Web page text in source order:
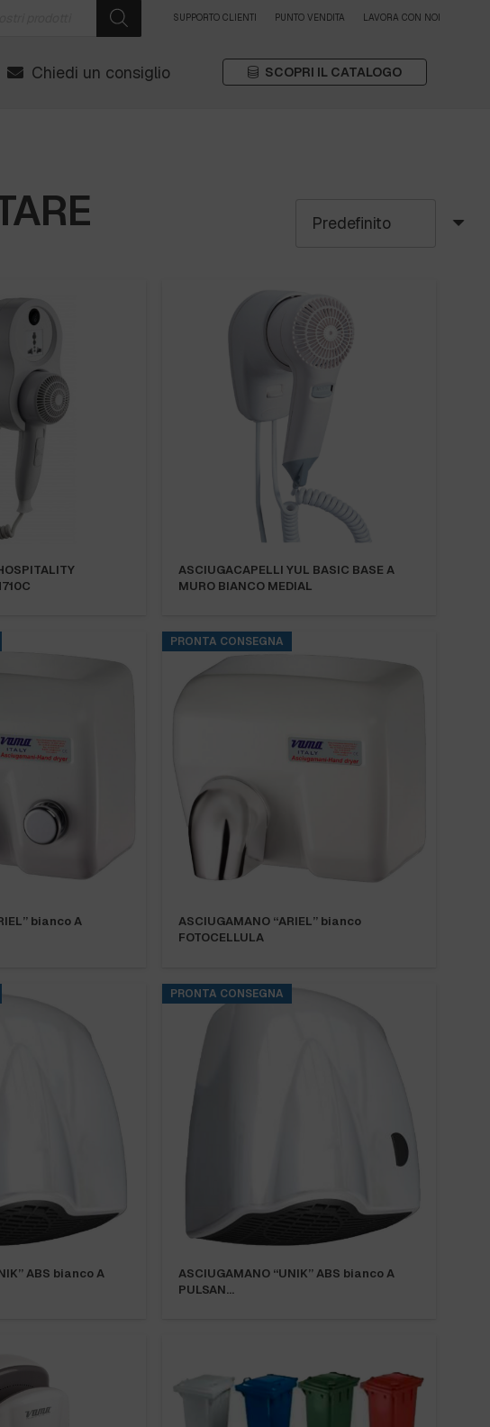
SUPPORTO CLIENTI PUNTO VENDITA LAVORA CON NOI
Chiedi un consiglio SCOPRI IL CATALOGO
ASCIUGACAPELLI YUL BASIC BASE A
MURO BIANCO MEDIAL
bianco A
PRONTA CONSEGNA
ASCIUGAMANO “ARIEL” bianco
FOTOCELLULA
ABS bianco A
PRONTA CONSEGNA
ASCIUGAMANO “UNIK” ABS bianco A
PULSAN…